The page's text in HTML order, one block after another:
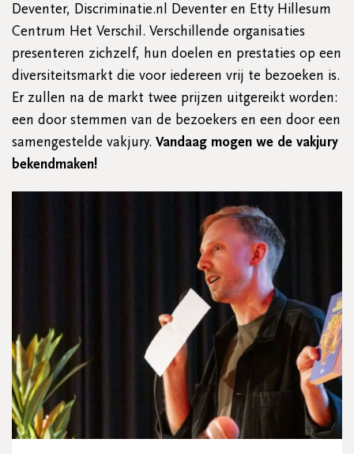
Deventer, Discriminatie.nl Deventer en Etty Hillesum
Centrum Het Verschil. Verschillende organisaties
presenteren zichzelf, hun doelen en prestaties op een
diversiteitsmarkt die voor iedereen vrij te bezoeken is.
Er zullen na de markt twee prijzen uitgereikt worden:
een door stemmen van de bezoekers en een door een
samengestelde vakjury. Vandaag mogen we de vakjury
bekendmaken!